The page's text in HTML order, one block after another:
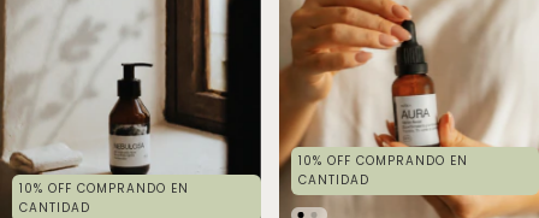
10% OFF COMPRANDO EN
CANTIDAD
10% OFF COMPRANDO EN
CANTIDAD